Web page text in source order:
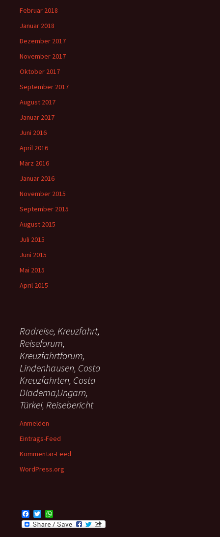
Februar 2018
Januar 2018
Dezember 2017
November 2017
Oktober 2017
September 2017
August 2017
Januar 2017
Juni 2016
April 2016
März 2016
Januar 2016
November 2015
September 2015
August 2015
Juli 2015
Juni 2015
Mai 2015
April 2015
Radreise, Kreuzfahrt,
Reiseforum,
Kreuzfahrtforum,
Lindenhausen, Costa
Kreuzfahrten, Costa
Diadema,Ungarn,
Türkei, Reisebericht
Anmelden
Eintrags-Feed
Kommentar-Feed
WordPress.org
a
c
T
w
i
h
a